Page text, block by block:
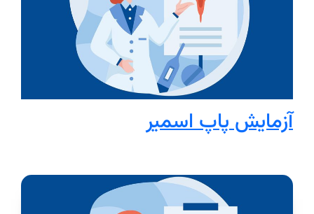
آزمایش پاپ اسمیر